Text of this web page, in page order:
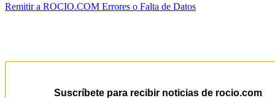
Remitir a ROCIO.COM Errores o Falta de Datos
Suscríbete para recibir noticias de rocio.com